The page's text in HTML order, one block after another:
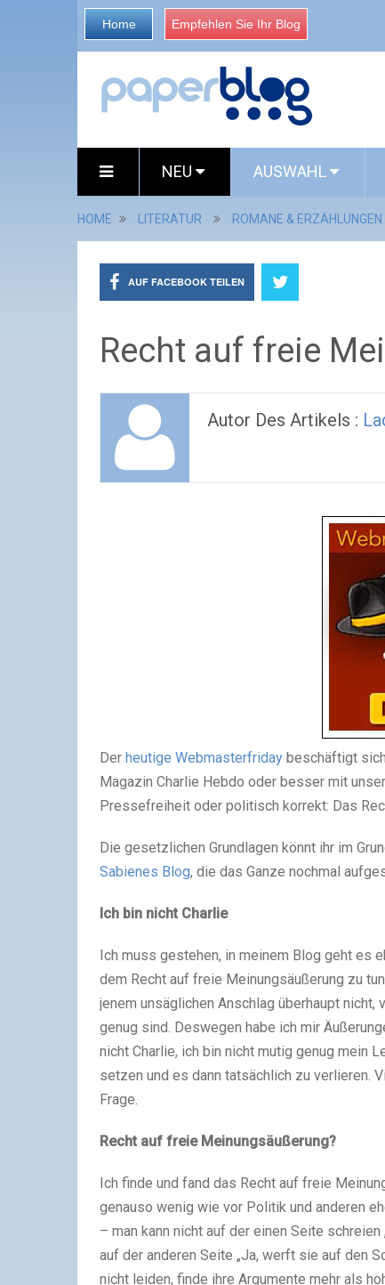
Home Empfehlen Sie Ihr Blog
NEU AUSWAHL
HOME LITERATUR ROMANE & ERZÄHLUNGEN
AUF FACEBOOK TEILEN
Recht auf freie
Autor Des Artikels :
Der heutige Webmasterfriday beschäftigt
Magazin Charlie Hebdo oder besser mit
Pressefreiheit oder politisch korrekt: Das
Die gesetzlichen Grundlagen könnt ihr im
Sabienes Blog, die das Ganze nochmal
Ich bin nicht Charlie
Ich muss gestehen, in meinem Blog geht es
dem Recht auf freie Meinungsäußerung zu
jenem unsäglichen Anschlag überhaupt
genug sind. Deswegen habe ich mir
nicht Charlie, ich bin nicht mutig genug mein
setzen und es dann tatsächlich zu verlieren.
Frage.
Recht auf freie Meinungsäußerung?
Ich finde und fand das Recht auf freie
genauso wenig wie vor Politik und anderen
– man kann nicht auf der einen Seite
auf der anderen Seite „Ja, werft sie auf den
nicht leiden, finde ihre Argumente mehr als